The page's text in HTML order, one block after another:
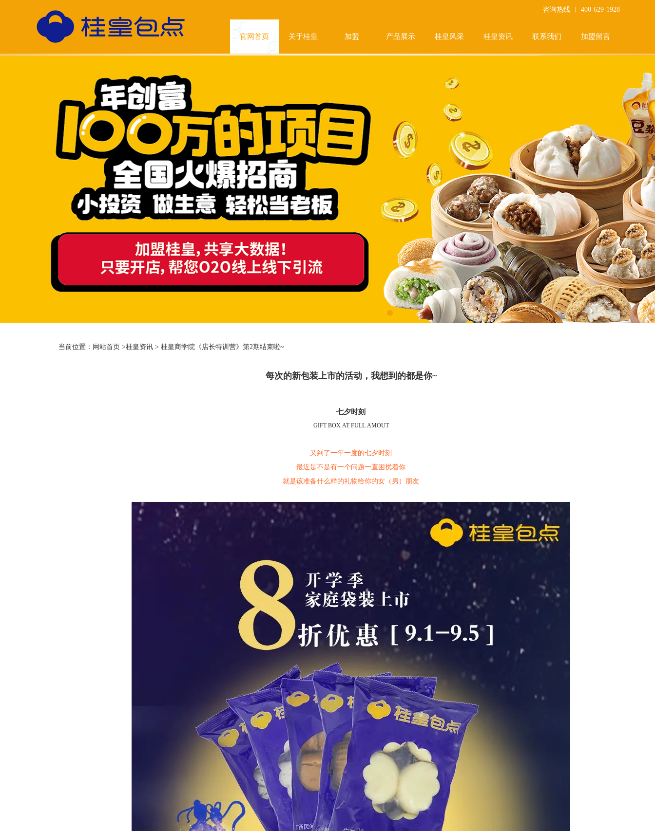
咨询热线 ︱ 400-629-1928
官网首页 关于桂皇 加盟 产品展示 桂皇风采 桂皇资讯 联系我们 加盟留言
当前位置： 网站首页 >桂皇资讯 > 桂皇商学院《店长特训营》第2期结束啦~
每次的新包装上市的活动，我想到的都是你~
七夕时刻
GIFT BOX AT FULL AMOUT
又到了一年一度的七夕时刻
最近是不是有一个问题一直困扰着你
就是该准备什么样的礼物给你的女（男）朋友